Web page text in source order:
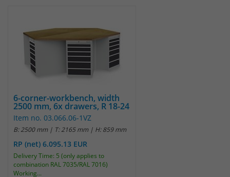
6-corner-workbench, width
2500 mm, 6x drawers, R 18-24
Item no. 03.066.06-1VZ
B: 2500 mm | T: 2165 mm | H: 859 mm
RP (net) 6.095.13 EUR
Delivery Time: 5 (only applies to
combination RAL 7035/RAL 7016)
Working...
Name _pk_hsr
Anbieter Matomo
Das Cookie wird genutzt um temporär
Session Daten zu speichern
Name _pk_testcookie